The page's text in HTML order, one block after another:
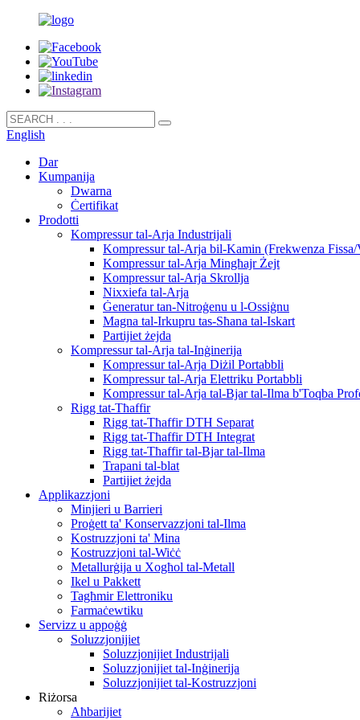
English
Dar
Kumpanija
Dwarna
Ċertifikat
Prodotti
Kompressur tal-Arja Industrijali
Kompressur tal-Arja bil-Kamin (Frekwenza
Kompressur tal-Arja Mingħajr Żejt
Kompressur tal-Arja Skrollja
Nixxiefa tal-Arja
Ġeneratur tan-Nitroġenu u l-Ossiġnu
Magna tal-Irkupru tas-Sħana tal-Iskart
Partijiet żejda
Kompressur tal-Arja tal-Inġinerija
Kompressur tal-Arja Diżil Portabbli
Kompressur tal-Arja Elettriku Portabbli
Kompressur tal-Arja tal-Bjar tal-Ilma b'Toqba
Rigg tat-Tħaffir
Rigg tat-Tħaffir DTH Separat
Rigg tat-Tħaffir DTH Integrat
Rigg tat-Tħaffir tal-Bjar tal-Ilma
Trapani tal-blat
Partijiet żejda
Applikazzjoni
Minjieri u Barrieri
Proġett ta' Konservazzjoni tal-Ilma
Kostruzzjoni ta' Mina
Kostruzzjoni tal-Wiċċ
Metallurġija u Xogħol tal-Metall
Ikel u Pakkett
Tagħmir Elettroniku
Farmaċewtiku
Servizz u appoġġ
Soluzzjonijiet
Soluzzjonijiet Industrijali
Soluzzjonijiet tal-Inġinerija
Soluzzjonijiet tal-Kostruzzjoni
Riżorsa
Aħbarijiet